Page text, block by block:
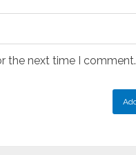
the next time I comment.